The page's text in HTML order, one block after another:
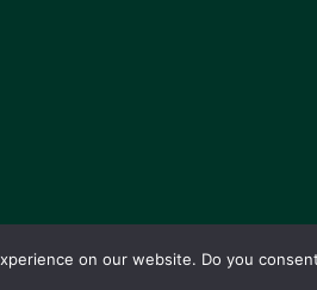
on our website. Do you